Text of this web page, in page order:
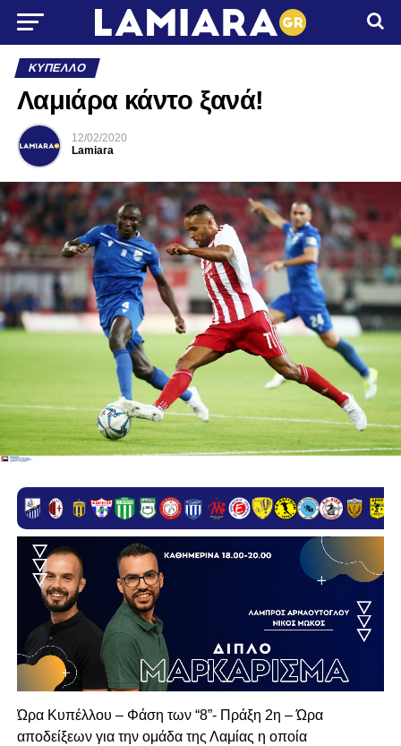
ΚΎΠΕΛΛΟ
Λαμιάρα κάντο ξανά!
12/02/2020
Lamiara
Ώρα Κυπέλλου – Φάση των “8”- Πράξη 2η – Ώρα
αποδείξεων για την ομάδα της Λαμίας η οποία